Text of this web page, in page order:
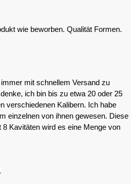
wie beworben. Qualität Formen.
mit schnellem Versand zu
ich bin bis zu etwa 20 oder 25
verschiedenen Kalibern. Ich habe
einzelnen von ihnen gewesen. Diese
8 Kavitäten wird es eine Menge von